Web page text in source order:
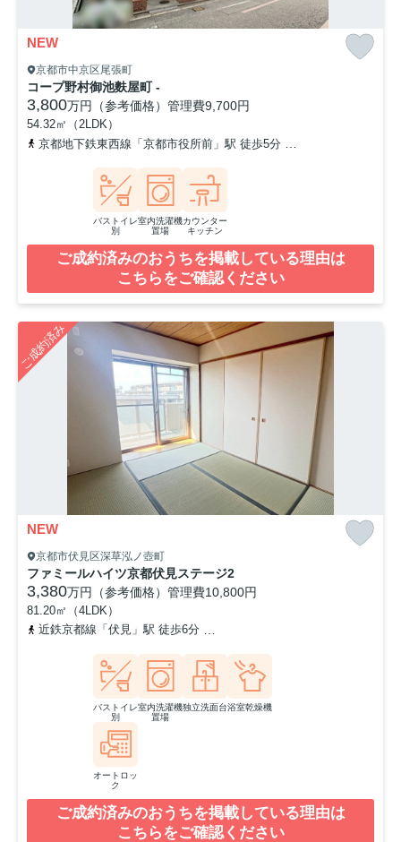
NEW
京都市中京区尾張町
コープ野村御池麩屋町 -
3,800万円（参考価格） 管理費9,700円
54.32㎡（2LDK）
京都地下鉄東西線「京都市役所前」駅 徒歩5分
バストイレ
別
室内洗濯機
置場
カウンター
キッチン
ご成約済みのおうちを掲載している理由は
こちらをご確認ください
ご成約済み
NEW
京都市伏見区深草泓ノ壺町
ファミールハイツ京都伏見ステージ2
3,380万円（参考価格） 管理費10,800円
81.20㎡（4LDK）
近鉄京都線「伏見」駅 徒歩6分
バストイレ
別
室内洗濯機
置場
独立洗面台浴室乾燥機
オートロッ
ク
ご成約済みのおうちを掲載している理由は
こちらをご確認ください